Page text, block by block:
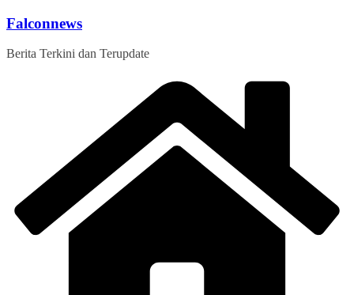
Skip
content
Falconnews
Berita Terkini dan Terupdate